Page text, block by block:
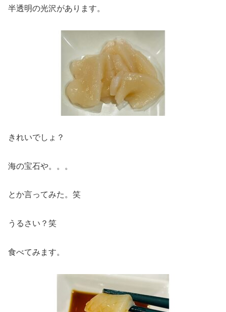
半透明の光沢があります。
きれいでしょ？
海の宝石や。。。
とか言ってみた。笑
うるさい？笑
食べてみます。